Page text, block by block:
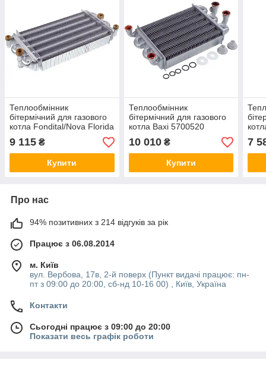
Теплообмінник
бітермічний для газового
котла Fondital/Nova Florida
9 115 ₴
Купити
Теплообмінник
бітермічний для газового
котла Baxi 5700520
10 010₴
Купити
7
Про нас
94% позитивних з 214 відгуків за рік
Працює з 06.08.2014
м. Київ
вул. Вербова, 17в, 2-й поверх (Пункт видачі працює: пн-
пт з 09:00 до 20:00, сб-нд 10-16 00) , Київ, Україна
Контакти
Сьогодні працює з 09:00 до 20:00
Показати весь графік роботи